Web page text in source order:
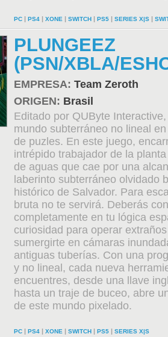
PC | PS4 | XONE | SWITCH | PS5 | SERIES X|S |
PLUNGEEZ
(PSN/XBLA/
EMPRESA: Team Zeroth
ORIGEN: Brasil
Editado por QUByte
mundo subterráneo no lineal
de puzles. En este juego,
intrépido trabajador de la
de aguas que cae por una
laberinto subterráneo olvidado
histórico de Salvador. Para
bruta no te servirá. Deberás
completamente en tu lógica
curiosidad para operar
sumergirte en cámaras
antiguas tuberías. Con una
y no lineal, cada nueva
encuentres, desde una llave
hasta un traje de buceo, abre
de este mundo pixelado.
PC | PS4 | XONE | SWITCH | PS5 | SERIES X|S